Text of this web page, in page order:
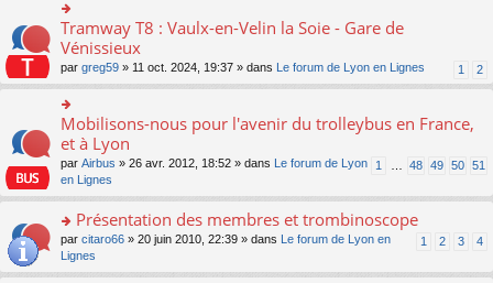
s
ult
er
le
m
e
s
s
g
e
n
o
n
lu
le
o
n
ult
er
le
m
e
s
s
e
n
o
n
Tramway T8 : Vaulx-en-Velin la Soie - Gare de
Vénissieux
1 2
par greg59 » 11 oct. 2024, 19:37 » dans Le forum de Lyon en Lignes
o
n
ult
le
m
e
s
s
Mobilisons-nous pour l'avenir du trolleybus en France,
et à Lyon
1 48 49 50 51
par Airbus » 26 avr. 2012, 18:52 » dans
Le forum de Lyon
en Lignes
o
s
Présentation des membres et trombinoscope
1 2 3 4
par citaro66 » 20 juin 2010, 22:39 » dans
Le forum de Lyon en
Lignes